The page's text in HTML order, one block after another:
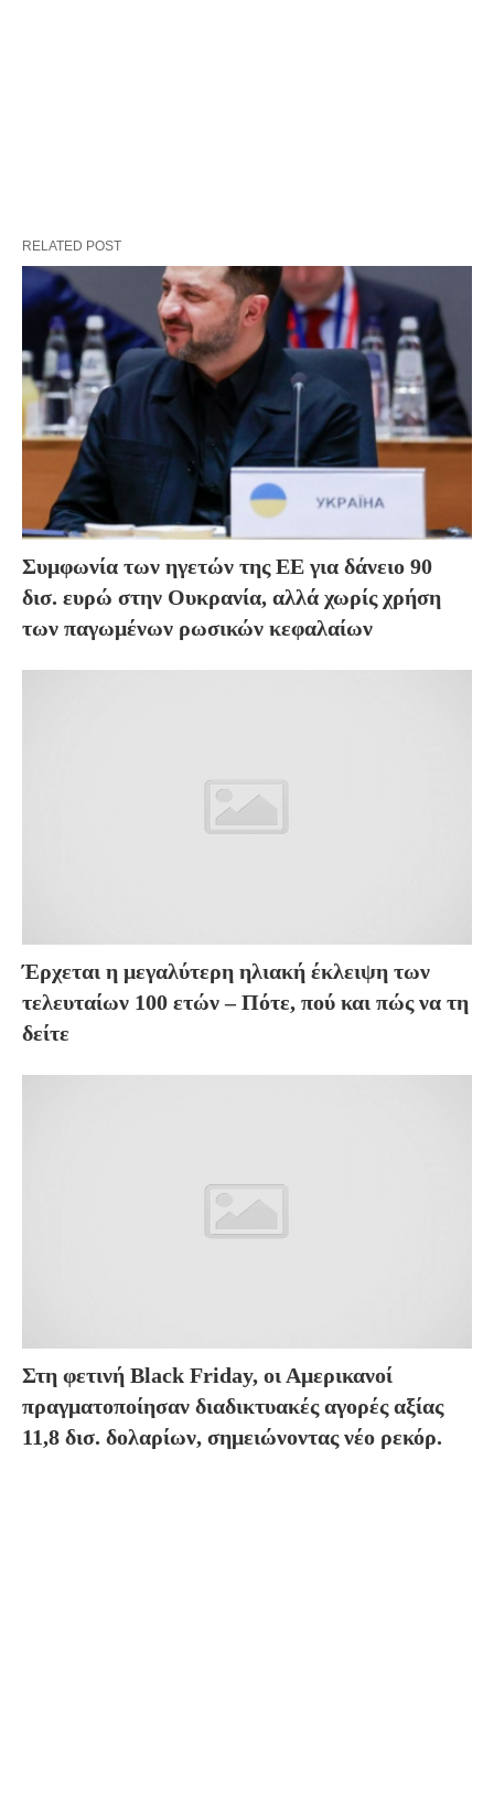
RELATED POST
Συμφωνία των ηγετών της ΕΕ για δάνειο 90
δισ. ευρώ στην Ουκρανία, αλλά χωρίς χρήση
των παγωμένων ρωσικών κεφαλαίων
Έρχεται η μεγαλύτερη ηλιακή έκλειψη των
τελευταίων 100 ετών – Πότε, πού και πώς να τη
δείτε
Στη φετινή Black Friday, οι Αμερικανοί
πραγματοποίησαν διαδικτυακές αγορές αξίας
11,8 δισ. δολαρίων, σημειώνοντας νέο ρεκόρ.